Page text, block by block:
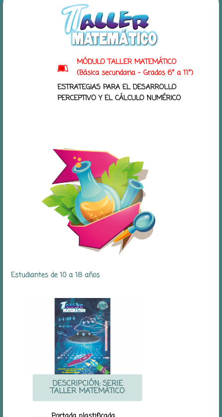
MÓDULO TALLER MATEMÁTICO
(Básica secundaria - Grados 6° a 11°)
ESTRATEGIAS PARA EL DESARROLLO
PERCEPTIVO Y EL CÁLCULO NUMÉRICO
Estudiantes de 10 a 18 años
DESCRIPCIÓN: SERIE
TALLER MATEMÁTICO